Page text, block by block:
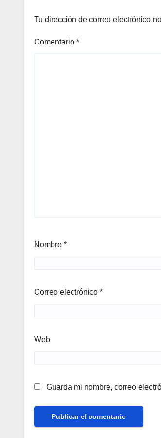
Tu dirección de correo electrónico
Comentario *
Nombre *
Correo electrónico *
Web
Guarda mi nombre, correo